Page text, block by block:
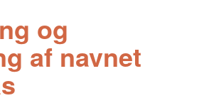
og
af navnet